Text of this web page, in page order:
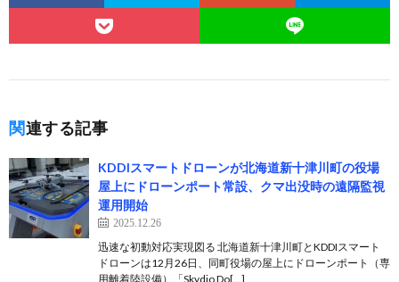
関連する記事
KDDIスマートドローンが北海道新十津川町の役場
屋上にドローンポート常設、クマ出没時の遠隔監視
運用開始
2025.12.26
迅速な初動対応実現図る 北海道新十津川町とKDDIスマート
ドローンは12月26日、同町役場の屋上にドローンポート（専
用離着陸設備）「Skydio Do[…]